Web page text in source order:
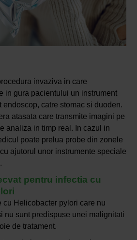
invaziva in care
in gura pacientului un instrument
endoscop, catre stomac si duoden.
atasata care transmite imagini pe
analiza in timp real. In cazul in
poate prelua probe din zonele
ajutorul unor instrumente speciale
pentru infectia cu
cu Helicobacter pylori care nu
nu sunt predispuse unei malignitati
de tratament.